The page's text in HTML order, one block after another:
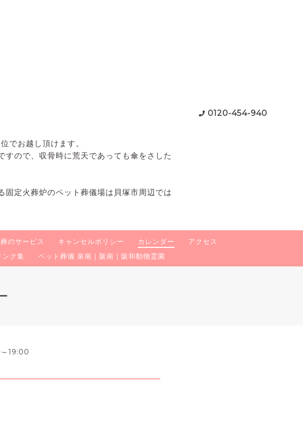
でお越し頂けます。
ので、収骨時に荒天であっても傘をさした
定火葬炉のペット葬儀場は貝塚市周辺では
0120-454-940
のサービス キャンセルポリシー カレンダー
アクセス
ンク集 ペット葬儀 泉南｜阪南｜阪和動物霊園
19:00